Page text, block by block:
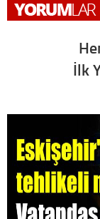
İlk